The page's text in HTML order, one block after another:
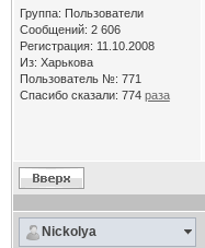
Группа: Пользователи
Сообщений: 2 606
Регистрация: 11.10.2008
Из: Харькова
Пользователь №: 771
Спасибо сказали: 774 раза
Nickolya